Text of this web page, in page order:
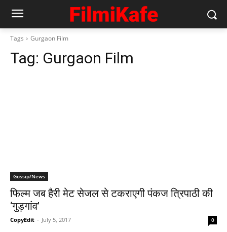
Tags Gurgaon Film
Tag: Gurgaon Film
Gossip/News
फिल्‍म जब हैरी मेट सेजल से टकराएगी पंकज त्रिपाठी की
‘गुड़गांव’
CopyEdit - July 5, 2017 0